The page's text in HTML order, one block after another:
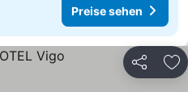
Preise sehen
Teilen